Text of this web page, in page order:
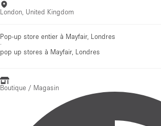
London, United Kingdom
Pop-up store entier à Mayfair, Londres
·
pop up stores à Mayfair, Londres
Boutique / Magasin